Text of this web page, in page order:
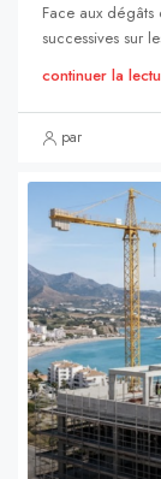
Face aux dégâts
successives sur
continuer la
par